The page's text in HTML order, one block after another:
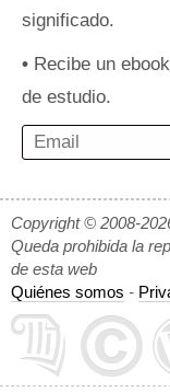
significado.
• Recibe un
de estudio.
Copyright © 2008-
Queda prohibida la
de esta web
Quiénes somos -